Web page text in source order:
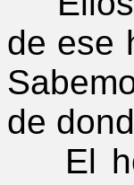
de ese
de
El